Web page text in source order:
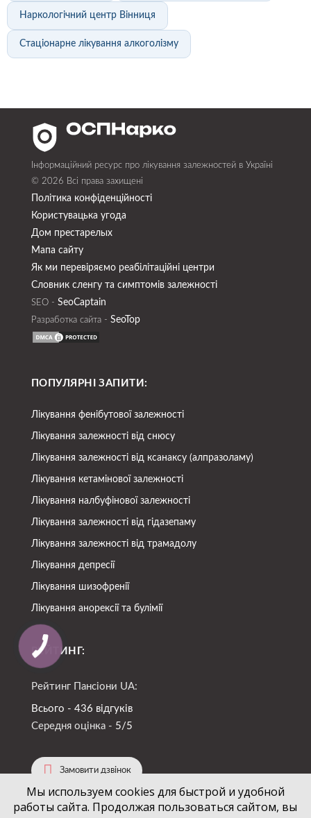
Наркологічний центр Вінниця
Стаціонарне лікування алкоголізму
Інформаційний ресурс про лікування залежностей в Україні
© 2026 Всі права захищені
Політика конфіденційності
Користувацька угода
Дом престарелых
Мапа сайту
Як ми перевіряємо реабілітаційні центри
Словник сленгу та симптомів залежності
SEO - SeoСaptain
Разработка сайта - SeoTop
ПОПУЛЯРНІ ЗАПИТИ:
Лікування фенібутової залежності
Лікування залежності від снюсу
Лікування залежності від ксанаксу (алпразоламу)
Лікування кетамінової залежності
Лікування налбуфінової залежності
Лікування залежності від гідазепаму
Лікування залежності від трамадолу
Лікування депресії
Лікування шизофренії
Лікування анорексії та булімії
РЕЙТИНГ:
Рейтинг Пансіони UA:
Всього - 436 відгуків
Середня оцінка - 5/5
Замовити дзвінок
+38 (067) 724-94-88
Мы используем cookies для быстрой и удобной
работы сайта. Продолжая пользоваться сайтом, вы